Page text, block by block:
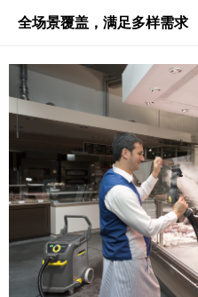
全场景覆盖，满足多样需求